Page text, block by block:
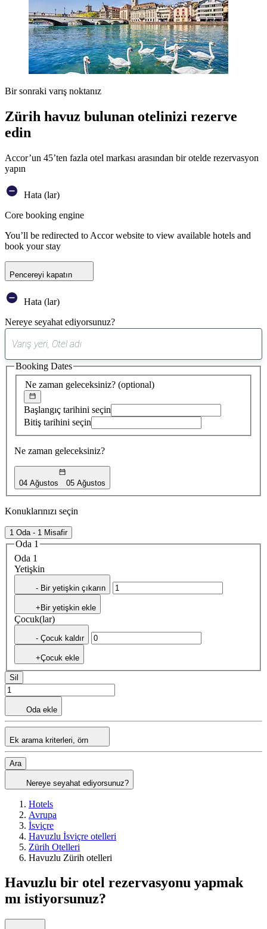
Bir sonraki varış noktanız
Zürih havuz bulunan otelinizi rezerve
edin
Accor’un 45’ten fazla otel markası arasından bir otelde rezervasyon
yapın
Hata (lar)
Core booking engine
You’ll be redirected to Accor website to view available hotels and
book your stay
Pencereyi kapatın
Hata (lar)
Nereye seyahat ediyorsunuz?
öneri
bulundu
Ne zaman geleceksiniz? (optional)
Başlangıç tarihini seçin
Bitiş tarihini seçin
Ne zaman geleceksiniz?
04 Ağustos 05 Ağustos
Booking Dates
Konuklarınızı seçin
1 Oda - 1 Misafir
Oda 1
Oda 1
Yetişkin
- Bir yetişkin çıkarın
+Bir yetişkin ekle
Çocuk(lar)
- Çocuk kaldır
+Çocuk ekle
Sil
Oda ekle
Ek arama kriterleri, örn
Ara
Nereye seyahat ediyorsunuz?
Hotels
Avrupa
İsviçre
Havuzlu İsviçre otelleri
Zürih Otelleri
Havuzlu Zürih otelleri
Havuzlu bir otel rezervasyonu yapmak
mı istiyorsunuz?